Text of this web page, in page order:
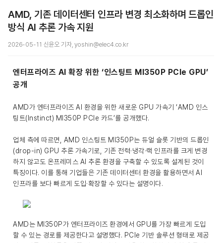
AMD, 기존 데이터센터 인프라 변경 최소화하며 드롭인
방식 AI 추론 가속 지원
2026-05-11 신윤오 기자, yoshin@elec4.co.kr
엔터프라이즈 AI 확장 위한 ‘인스팅트 MI350P PCIe GPU’
공개
AMD가 엔터프라이즈 AI 환경을 위한 새로운 GPU 가속기 ‘AMD 인스
팅트(Instinct) MI350P PCIe 카드’를 공개했다.
업체 측에 따르면, AMD 인스팅트 MI350P는 듀얼 슬롯 기반의 드롭인
(drop-in) GPU 추론 가속기로, 기존 전력·냉각·랙 인프라를 크게 변경
하지 않고도 온프레미스 AI 추론 환경을 구축할 수 있도록 설계된 것이
특징이다. 이를 통해 기업들은 기존 데이터센터 환경을 활용하면서 AI
인프라를 보다 빠르게 도입·확장할 수 있다는 설명이다.
AMD는 MI350P가 엔터프라이즈 환경에서 GPU를 가장 빠르게 도입
할 수 있는 경로를 제공한다고 설명했다. PCIe 기반 솔루션 형태로 제공